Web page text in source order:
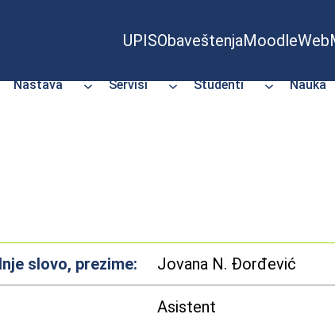
UPISObaveštenjaMoodle
Nastava Servisi Studenti Nauka
slovo, prezime: Jovana N. Đorđević
Asistent